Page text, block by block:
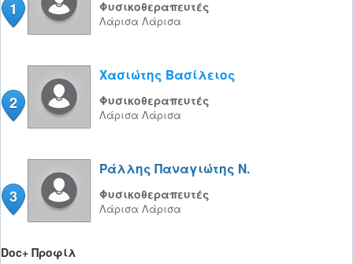
1 Φυσικοθεραπευτές
Λάρισα Λάρισα
2
Χασιώτης Βασίλειος
Φυσικοθεραπευτές
Λάρισα Λάρισα
3
Ράλλης Παναγιώτης Ν.
Φυσικοθεραπευτές
Λάρισα Λάρισα
Doc+ Προφίλ